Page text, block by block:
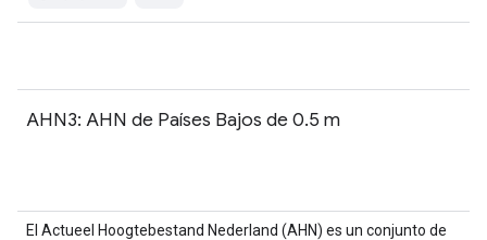
AHN3: AHN de Países Bajos de 0.5 m
El Actueel Hoogtebestand Nederland (AHN) es un conjunto de